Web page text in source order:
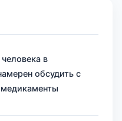
в
обсудить с
медикаменты